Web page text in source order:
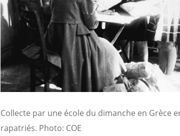
Collecte par une école du dimanche en Grèce
rapatriés. Photo: COE